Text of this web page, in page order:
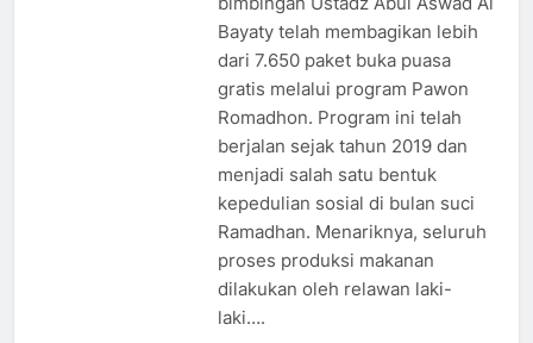
Bayaty telah membagikan lebih
dari 7.650 paket buka puasa
gratis melalui program Pawon
Romadhon. Program ini telah
berjalan sejak tahun 2019 dan
menjadi salah satu bentuk
kepedulian sosial di bulan suci
Ramadhan. Menariknya, seluruh
proses produksi makanan
dilakukan oleh relawan laki-
laki….